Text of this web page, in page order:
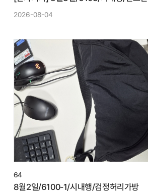
2026-08-04
64
8월2일/6100-1/시내행/검정허리가방